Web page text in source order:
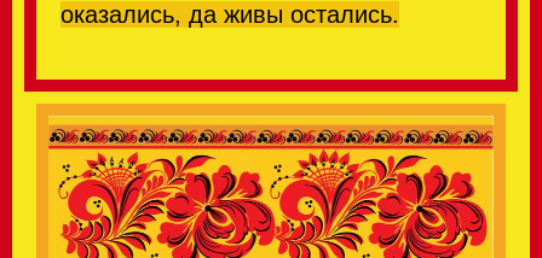
оказались, да живы остались.